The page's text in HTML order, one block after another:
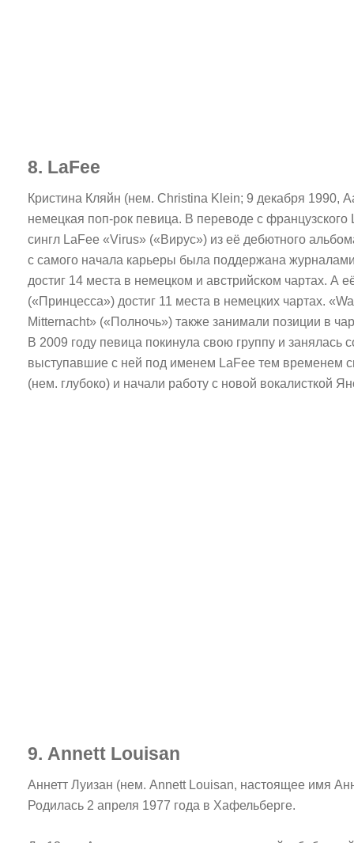
8. LaFee
Кристина Кляйн (нем. Christina Klein; 9 декабря 1990,
немецкая поп-рок певица. В переводе с
сингл LaFee «Virus» («Вирус») из её дебютного
с самого начала карьеры была поддержана
достиг 14 места в немецком и австрийском чартах. А
(«Принцесса») достиг 11 места в немецких чартах.
Mitternacht» («Полночь») также занимали позиции в
В 2009 году певица покинула свою группу и занялась
выступавшие с ней под именем LaFee тем временем
(нем. глубоко) и начали работу с новой вокалисткой
9. Annett Louisan
Аннетт Луизан (нем. Annett Louisan, настоящее имя
Родилась 2 апреля 1977 года в Хафельберге.